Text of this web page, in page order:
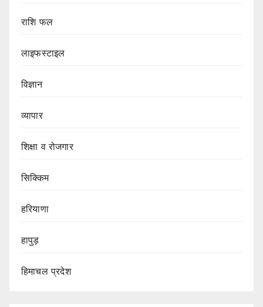
राशि फल
लाइफस्टाइल
विज्ञान
व्यापार
शिक्षा व रोजगार
सिक्किम
हरियाणा
हापुड़
हिमाचल प्रदेश